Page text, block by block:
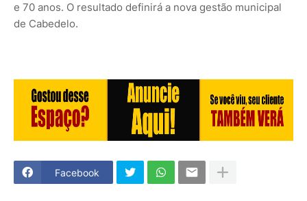
e 70 anos. O resultado definirá a nova gestão municipal
de Cabedelo.
Facebook